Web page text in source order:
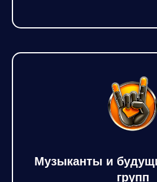
Музыканты и
групп